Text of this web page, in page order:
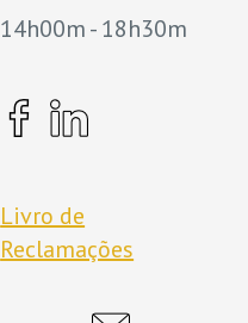
14h00m - 18h30m
Livro de
Reclamações